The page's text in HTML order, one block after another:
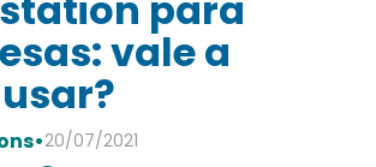
vale a
•20/07/2021